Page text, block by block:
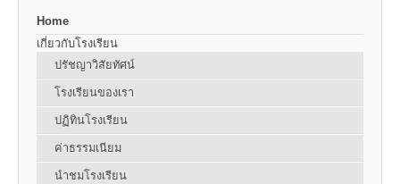
Home
เกี่ยวกับโรงเรียน
ปรัชญาวิสัยทัศน์
โรงเรียนของเรา
ปฏิทินโรงเรียน
ค่าธรรมเนียม
นำชมโรงเรียน